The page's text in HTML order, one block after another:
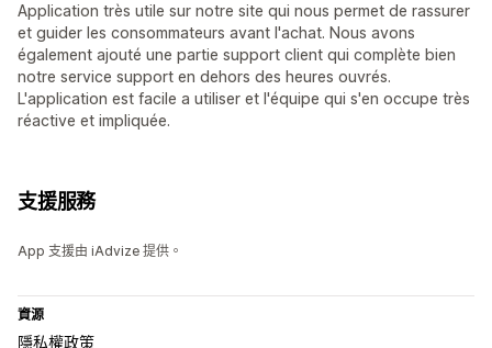
Application très utile sur notre site qui nous permet de rassurer
et guider les consommateurs avant l'achat. Nous avons
également ajouté une partie support client qui complète bien
notre service support en dehors des heures ouvrés.
L'application est facile a utiliser et l'équipe qui s'en occupe très
réactive et impliquée.
支援服務
App 支援由 iAdvize 提供。
資源
隱私權政策